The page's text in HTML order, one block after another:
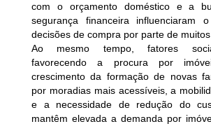
com o orçamento doméstico e a
segurança financeira influenciaram
decisões de compra por parte de
Ao mesmo tempo, fatores
favorecendo a procura por
crescimento da formação de novas
por moradias mais acessíveis, a
e a necessidade de redução do
mantêm elevada a demanda por